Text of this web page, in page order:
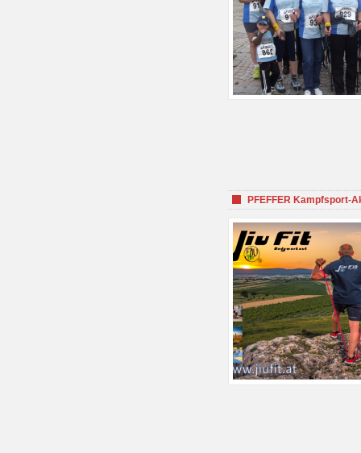
PFEFFER Kampfsport-